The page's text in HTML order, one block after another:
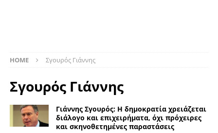
HOME Σγουρός Γιάννης
Σγουρός Γιάννης
Γιάννης Σγουρός: Η δημοκρατία χρειάζεται
διάλογο και επιχειρήματα, όχι πρόχειρες
και σκηνοθετημένες παραστάσεις